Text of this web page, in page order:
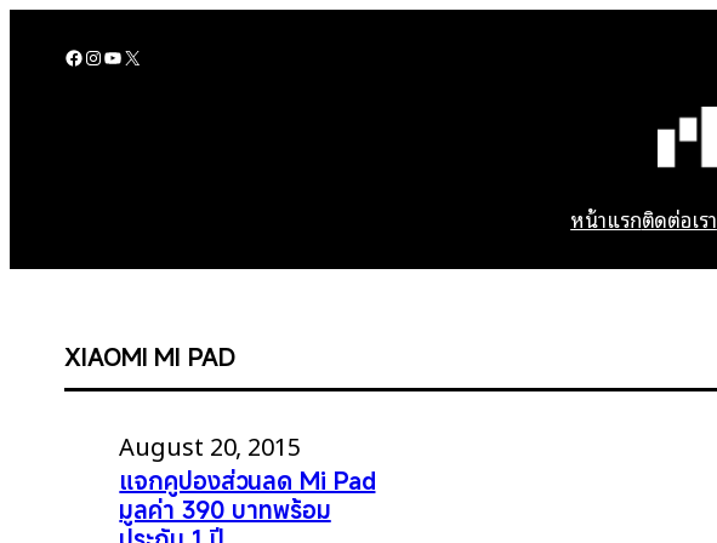
Facebook InstagramYouTube X
หน้าแรกติดต่อเรา
XIAOMI MI PAD
August 20, 2015
แจกคูปองส่วนลด Mi Pad
มูลค่า 390 บาทพร้อม